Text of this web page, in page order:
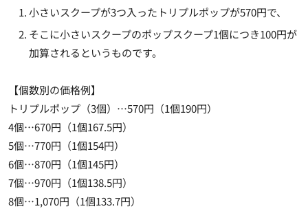
小さいスクープが3つ入ったトリプルポップが570円で、
そこに小さいスクープのポップスクープ1個につき100円が
加算されるというものです。
【個数別の価格例】
トリプルポップ（3個）…570円（1個190円）
4個…670円（1個167.5円）
5個…770円（1個154円）
6個…870円（1個145円）
7個…970円（1個138.5円）
8個…1,070円（1個133.7円）